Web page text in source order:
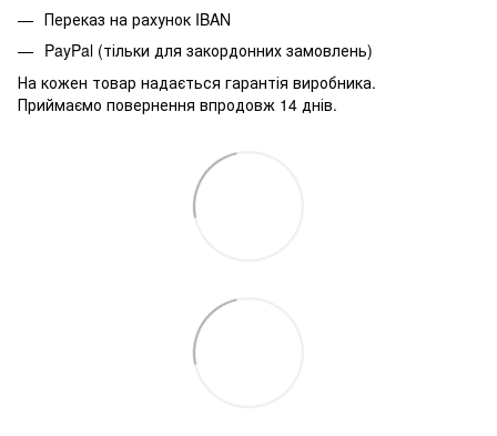
Переказ на рахунок IBAN
PayPal (тільки для закордонних замовлень)
На кожен товар надається гарантія виробника.
Приймаємо повернення впродовж 14 днів.